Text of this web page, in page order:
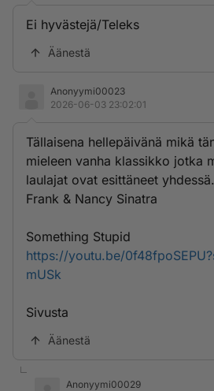
Ei hyvästejä/Teleks
Äänestä
Anonyymi00023
2026-06-03 23:02:01
Tällaisena hellepäivänä mikä
mieleen vanha klassikko jotka
laulajat ovat esittäneet yhdessä.
Frank & Nancy Sinatra
Something Stupid
https://youtu.be/
mUSk
Sivusta
Äänestä
Anonyymi00029